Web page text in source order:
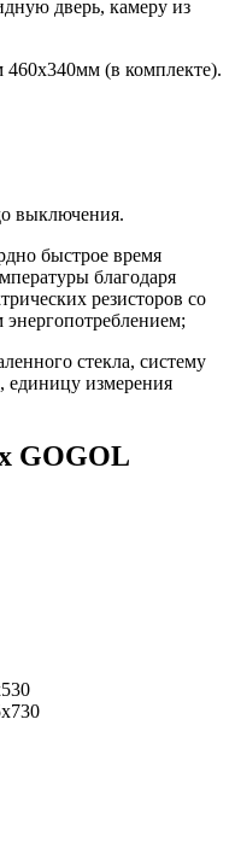
дверь, камеру из
460х340мм (в комплекте).
выключения.
быстрое время
благодаря
резисторов со
стекла, систему
единицу измерения
GOGOL